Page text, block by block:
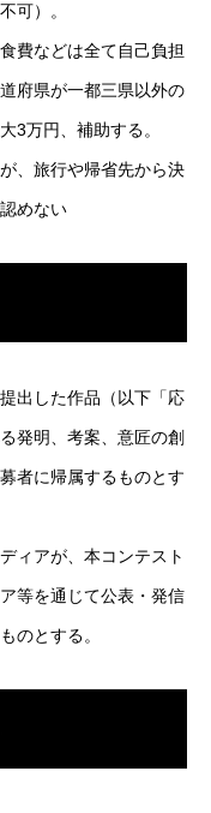
可）。
費などは全て自己負担
府県が一都三県以外の
3万円、補助する。
、旅行や帰省先から決
めない
出した作品（以下「応
発明、考案、意匠の創
者に帰属するものとす
ィアが、本コンテスト
等を通じて公表・発信
のとする。